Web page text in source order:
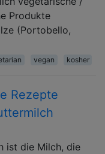
Produkte
(Portobello,
vegan kosher
Rezepte
ist die Milch, die